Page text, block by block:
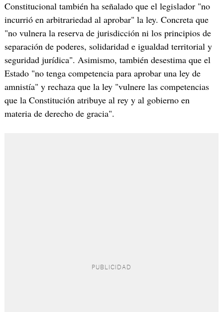
Constitucional también ha señalado que el legislador "no
incurrió en arbitrariedad al aprobar" la ley. Concreta que
"no vulnera la reserva de jurisdicción ni los principios de
separación de poderes, solidaridad e igualdad territorial y
seguridad jurídica". Asimismo, también desestima que el
Estado "no tenga competencia para aprobar una ley de
amnistía" y rechaza que la ley "vulnere las competencias
que la Constitución atribuye al rey y al gobierno en
materia de derecho de gracia".